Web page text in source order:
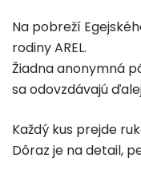
Na pobreží
rodiny AREL.
Žiadna anonymná
sa odovzdávajú
Každý kus prejde
Dôraz je na detail,